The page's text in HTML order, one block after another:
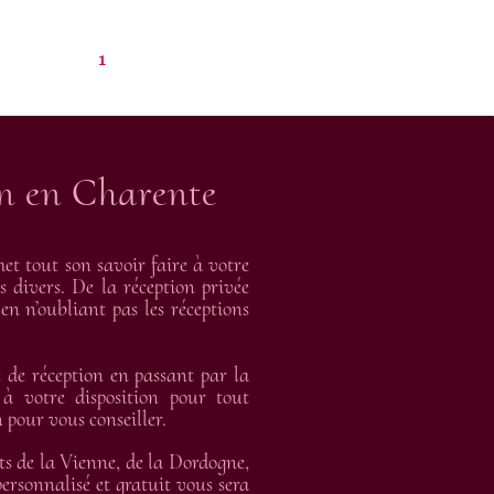
1
en Charente
tout son savoir faire à votre
divers. De la réception privée
n’oubliant pas les réceptions
réception en passant par la
à votre disposition pour tout
vous conseiller.
de la Vienne, de la Dordogne,
et gratuit vous sera